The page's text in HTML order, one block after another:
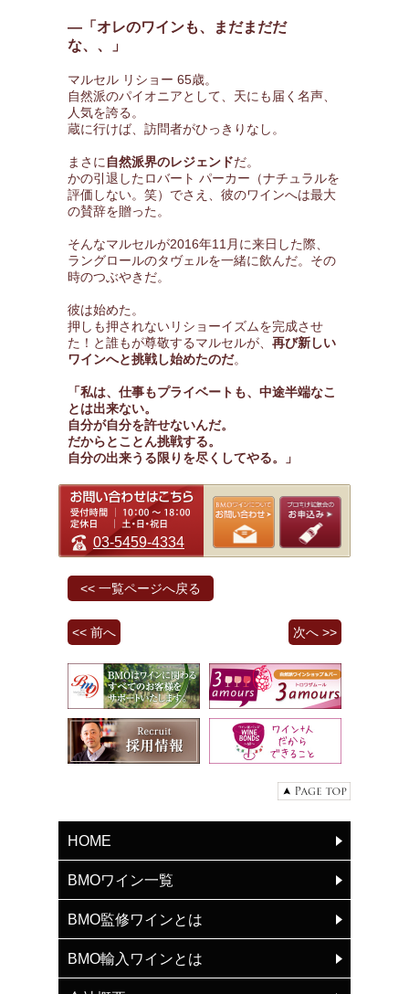
―「オレのワインも、まだまだだ
な、、」
マルセル リショー 65歳。
自然派のパイオニアとして、天にも届く名声、
人気を誇る。
蔵に行けば、訪問者がひっきりなし。
まさに 自然派界のレジェンドだ。
かの引退したロバート パーカー（ナチュラルを
評価しない。笑）でさえ、彼のワインへは最大
の賛辞を贈った。
そんなマルセルが2016年11月に来日した際、
ラングロールのタヴェルを一緒に飲んだ。その
時のつぶやきだ。
彼は始めた。
押しも押されないリショーイズムを完成させ
た！と誰もが尊敬するマルセルが、 再び新しい
ワインへと挑戦し始めたのだ。
「私は、仕事もプライベートも、中途半端なこ
とは出来ない。
自分が自分を許せないんだ。
だからとことん挑戦する。
自分の出来うる限りを尽くしてやる。」
03-5459-4334
<< 一覧ページへ戻る
<< 前へ 次へ >>
HOME
BMOワイン一覧
BMO監修ワインとは
BMO輸入ワインとは